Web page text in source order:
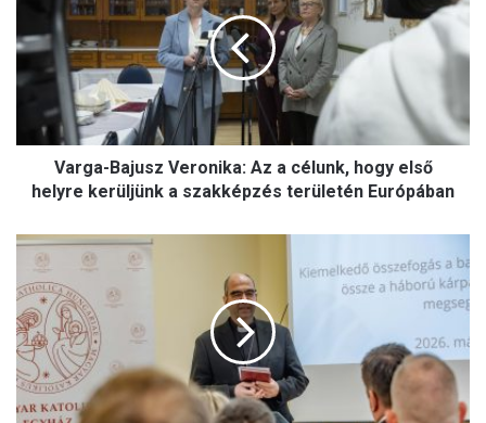
a
-
j
V
o
n
i
k
a
:
Varga-Bajusz Veronika: Az a célunk, hogy első
helyre kerüljünk a szakképzés területén Európában
K
e
m
e
l
k
e